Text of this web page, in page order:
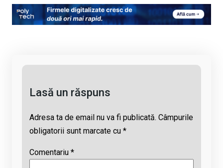
py
Li
ce
b
at
s
e
a
ail
Lasă un răspuns
Adresa ta de email nu va fi publicată. Câmpurile
obligatorii sunt marcate cu *
Comentariu *